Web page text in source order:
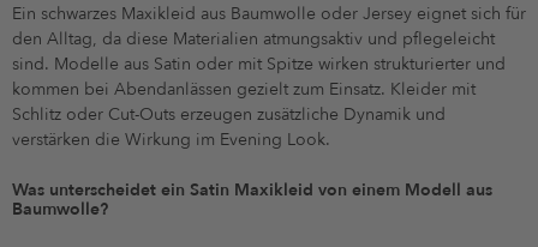
Ein schwarzes Maxikleid aus Baumwolle oder Jersey eignet sich für
den Alltag, da diese Materialien atmungsaktiv und pflegeleicht
sind. Modelle aus Satin oder mit Spitze wirken strukturierter und
kommen bei Abendanlässen gezielt zum Einsatz. Kleider mit
Schlitz oder Cut-Outs erzeugen zusätzliche Dynamik und
verstärken die Wirkung im Evening Look.
Was unterscheidet ein Satin Maxikleid von einem Modell aus
Baumwolle?